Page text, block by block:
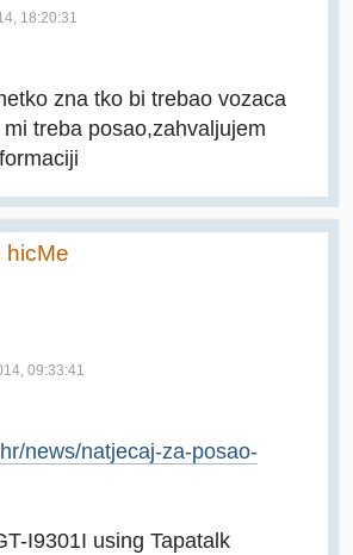
18:20:31
zna tko bi trebao vozaca
treba posao,zahvaljujem
hicMe
09:33:41
news/natjecaj-za-posao-
I9301I using Tapatalk